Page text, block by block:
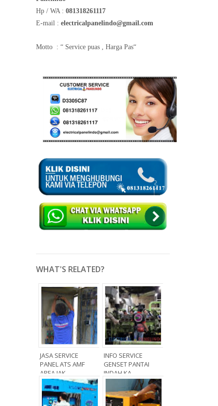
Hp / WA : 081318261117
E-mail : electricalpanelindo@gmail.com
Motto : “ Service puas , Harga Pas“
WHAT'S RELATED?
JASA SERVICE
PANEL ATS AMF
AREA JAK...
INFO SERVICE
GENSET PANTAI
INDAH KA...